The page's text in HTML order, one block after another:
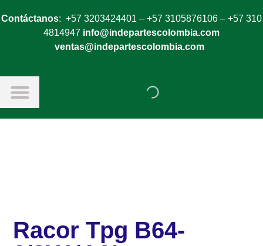
Contáctanos: +57 3203424401 – +57 3105876106 – +57 310
4814947 info@indepartescolombia.com
ventas@indepartescolombia.com
Racor Tpg B64-